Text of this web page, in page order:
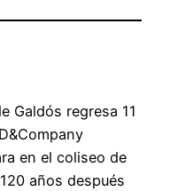
Galdós regresa 11
en el coliseo de
años después